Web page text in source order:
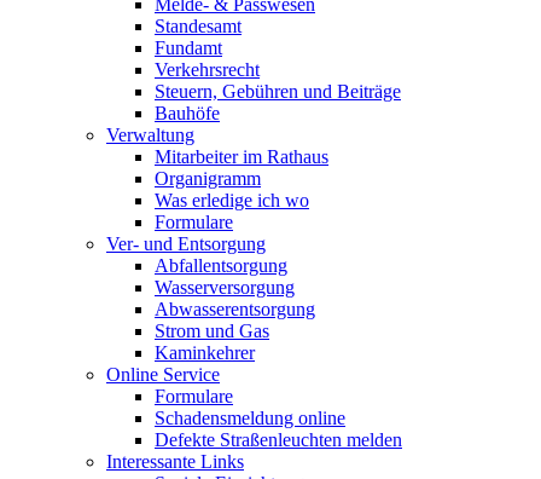
Melde- & Passwesen
Standesamt
Fundamt
Verkehrsrecht
Steuern, Gebühren und Beiträge
Bauhöfe
Verwaltung
Mitarbeiter im Rathaus
Organigramm
Was erledige ich wo
Formulare
Ver- und Entsorgung
Abfallentsorgung
Wasserversorgung
Abwasserentsorgung
Strom und Gas
Kaminkehrer
Online Service
Formulare
Schadensmeldung online
Defekte Straßenleuchten melden
Interessante Links